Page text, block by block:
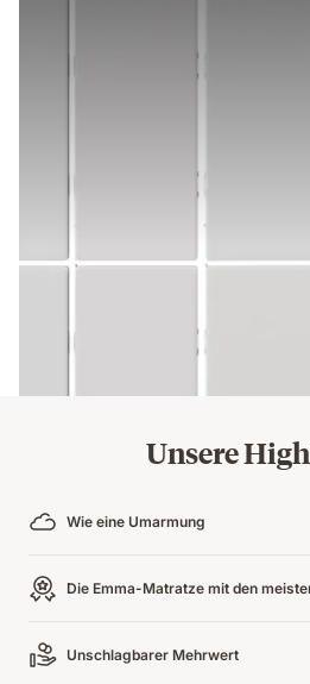
Unsere
Wie eine Umarmung
Die Emma-Matratze mit den
Unschlagbarer Mehrwert